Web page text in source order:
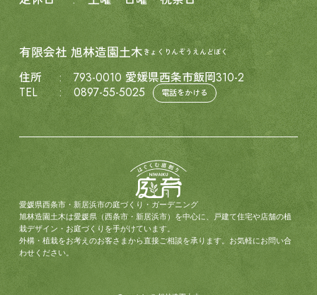
有限会社 旭林造園土木 きょくりんぞうえんどぼく
住所
793-0010 愛媛県西条市飯岡310-2
TEL
0897-55-5025 電話をかける
愛媛県西条市・新居浜市の庭づくり・ガーデニング
旭林造園土木は愛媛県（西条市・新居浜市）を中心に、戸建て住宅や店舗の植
栽デザイン・お庭づくりを手がけています。
外構・植栽をお考えのお客さまから直接ご相談を承ります。お気軽にお問い合
わせください。